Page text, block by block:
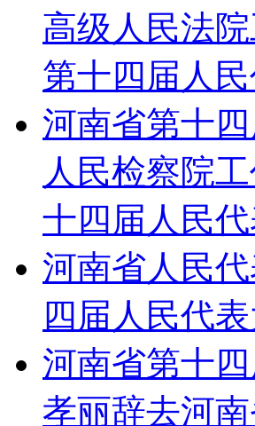
高级人民法
第十四届人
河南省第十
人民检察院
十四届人民
河南省人民
四届人民代
河南省第十
孝丽辞去河